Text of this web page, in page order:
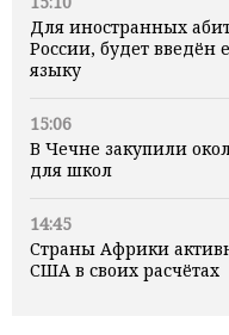
Для иностранных
России, будет введён
языку
15:06
В Чечне закупили
для школ
14:45
Страны Африки
США в своих расчётах